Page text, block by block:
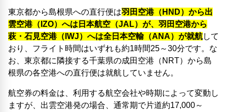
東京都から島根県への直行便は羽田空港（HND）から出
雲空港（IZO）へは日本航空（JAL）が、羽田空港から
萩・石見空港（IWJ）へは全日本空輸（ANA）が就航して
おり、フライト時間はいずれも約1時間25～30分です。な
お、東京都に隣接する千葉県の成田空港（NRT）から島
根県の各空港への直行便は就航していません。
航空券の料金は、利用する航空会社や時期によって変動し
ますが、出雲空港発の場合、通常期で片道約17,000～